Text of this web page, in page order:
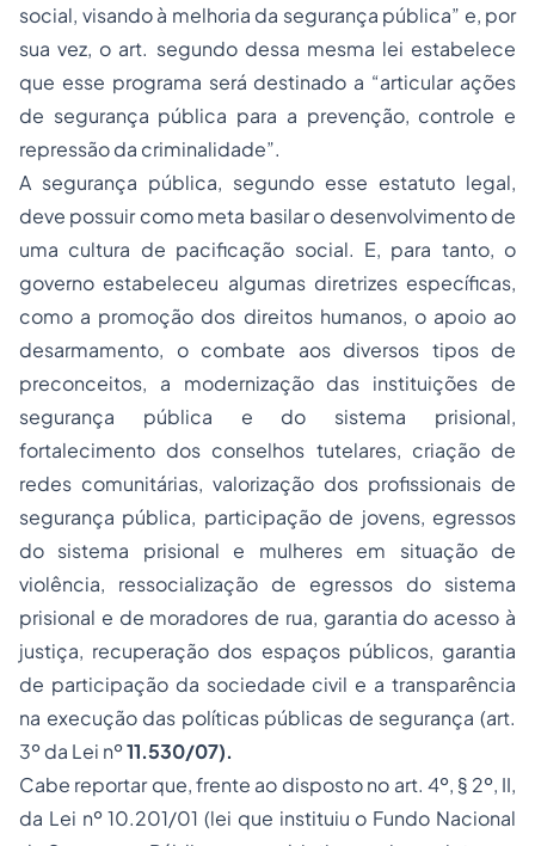
social, visando à melhoria da segurança pública” e, por
sua vez, o art. segundo dessa mesma lei estabelece
que esse programa será destinado a “articular ações
de segurança pública para a prevenção, controle e
repressão da criminalidade”.
A segurança pública, segundo esse estatuto legal,
deve possuir como meta basilar o desenvolvimento de
uma cultura de pacificação social. E, para tanto, o
governo estabeleceu algumas diretrizes específicas,
como a promoção dos direitos humanos, o apoio ao
desarmamento, o combate aos diversos tipos de
preconceitos, a modernização das instituições de
segurança pública e do sistema prisional,
fortalecimento dos conselhos tutelares, criação de
redes comunitárias, valorização dos profissionais de
segurança pública, participação de jovens, egressos
do sistema prisional e mulheres em situação de
violência, ressocialização de egressos do sistema
prisional e de moradores de rua, garantia do acesso à
justiça, recuperação dos espaços públicos, garantia
de participação da sociedade civil e a transparência
na execução das políticas públicas de segurança (art.
3º da Lei nº11.530/07).
Cabe reportar que, frente ao disposto no art. 4º, § 2º, II,
da Lei nº10.201/01 (lei que instituiu o Fundo Nacional